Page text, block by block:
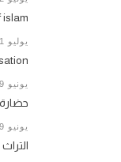
islam
يوليو 1, 2026
يونيو 29, 2026
يونيو 29, 2026